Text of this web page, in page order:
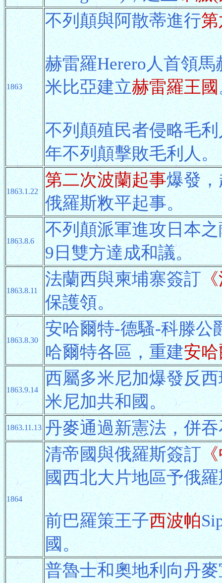
1863
不列顛與阿散蒂進行
赫雷羅Herero人首領
米比亞建立赫雷羅王國
不列顛殖民者侵略毛
年不列顛擊敗毛利人。
1863.1.22
第二次波蘭起事爆發
俄羅斯敉平起事。
1863.8.6
不列顛派軍進攻日本
9日雙方達成和議。
1863.8.11
法蘭西與柬埔寨簽訂
保護領。
1863.8.30
安哈爾特-德騷-科滕公
哈爾特各區，重建安
1863.9.14
西屬多米尼加爆發反
米尼加共和國。
1863.11.13 丹麥通過新憲法，併
1864
清帝國與俄羅斯簽訂
國西北大片地區予俄
前巴羅策王子西波帕
國。
普魯士和奧地利向丹